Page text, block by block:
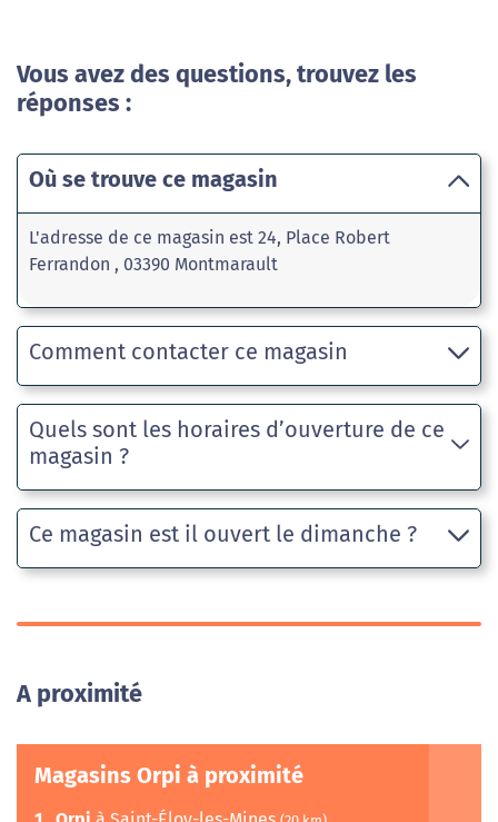
Vous avez des questions, trouvez les
réponses :
Où se trouve ce magasin
L'adresse de ce magasin est 24, Place Robert
Ferrandon , 03390 Montmarault
Comment contacter ce magasin
Quels sont les horaires d’ouverture de ce
magasin ?
Ce magasin est il ouvert le dimanche ?
A proximité
Magasins Orpi à proximité